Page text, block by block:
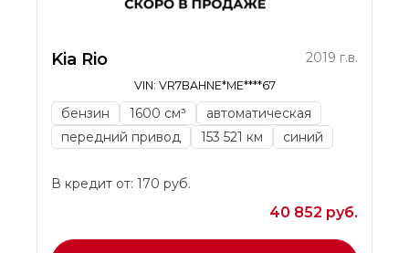
Kia Rio 2019 г.в.
VIN: VR7BAHNE*ME****67
бензин 1600 см³
автоматическая
передний привод
153 521 км синий
В кредит от: 170 руб.
40 852 руб.